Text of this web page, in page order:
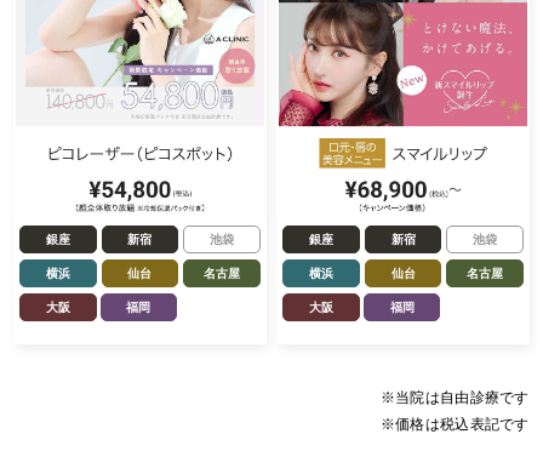
銀座 新宿 池袋
横浜 仙台 名古屋
大阪 福岡
銀座 新宿 池袋
横浜 仙台 名古屋
大阪 福岡
※当院は自由診療です
※価格は税込表記です